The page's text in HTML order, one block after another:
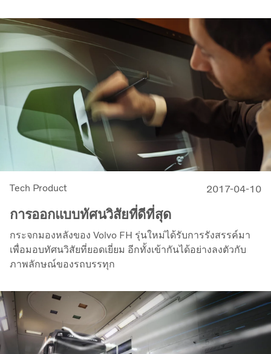
Tech Product 2017-04-10
การออกแบบทัศนวิสัยที่ดีที่สุด
กระจกมองหลังของ Volvo FH รุ่นใหม่ได้รับการรังสรรค์มา
เพื่อมอบทัศนวิสัยที่ยอดเยี่ยม อีกทั้งเข้ากันได้อย่างลงตัวกับ
ภาพลักษณ์ของรถบรรทุก